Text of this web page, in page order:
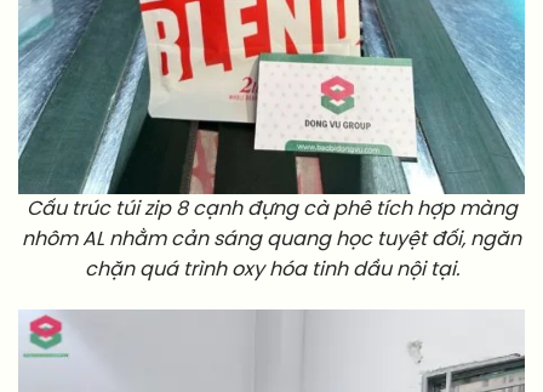
Cấu trúc túi zip 8 cạnh đựng cà phê tích hợp màng
nhôm AL nhằm cản sáng quang học tuyệt đối, ngăn
chặn quá trình oxy hóa tinh dầu nội tại.